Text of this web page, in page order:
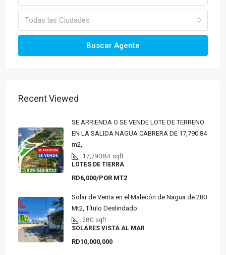
Todas las Ciudades
Buscar Agente
Recent Viewed
SE ARRIENDA O SE VENDE LOTE DE TERRENO
EN LA SALIDA NAGUA CABRERA DE 17,790.84
m2,
17,790.84 sqft
LOTES DE TIERRA
RD6,000/POR MT2
Solar de Venta en el Malecón de Nagua de 280
Mt2, Título Deslindado
280 sqft
SOLARES VISTA AL MAR
RD10,000,000